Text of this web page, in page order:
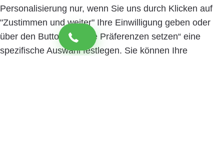
Personalisierung nur, wenn Sie uns durch Klicken auf
"Zustimmen und weiter" Ihre Einwilligung geben oder
über den Button „Cookie Präferenzen setzen“ eine
spezifische Auswahl festlegen. Sie können Ihre